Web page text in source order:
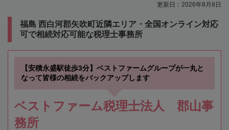
更新日：2026年8月8日
福島 西白河郡矢吹町近隣エリア・全国オンライン対応
可で相続対応可能な税理士事務所
【安積永盛駅徒歩3分】ベストファームグループが一丸と
なって皆様の相続をバックアップします
ベストファーム税理士法人 郡山事
務所